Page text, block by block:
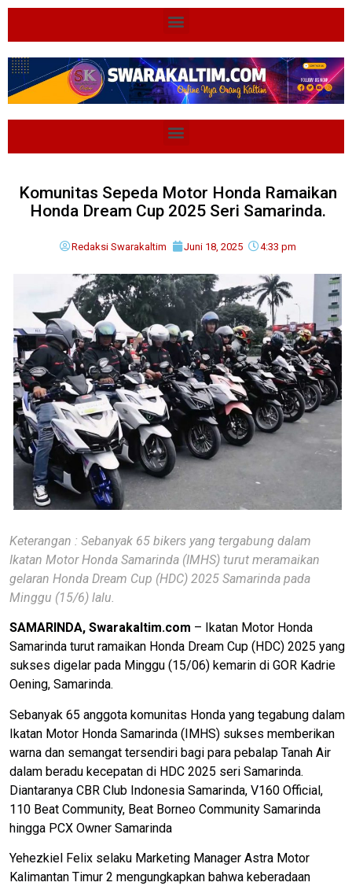
Komunitas Sepeda Motor Honda Ramaikan
Honda Dream Cup 2025 Seri Samarinda.
Redaksi Swarakaltim Juni 18, 2025 4:33 pm
Keterangan : Sebanyak 65 bikers yang tergabung dalam
Ikatan Motor Honda Samarinda (IMHS) turut meramaikan
gelaran Honda Dream Cup (HDC) 2025 Samarinda pada
Minggu (15/6) lalu.
SAMARINDA, Swarakaltim.com – Ikatan Motor Honda
Samarinda turut ramaikan Honda Dream Cup (HDC) 2025 yang
sukses digelar pada Minggu (15/06) kemarin di GOR Kadrie
Oening, Samarinda.
Sebanyak 65 anggota komunitas Honda yang tegabung dalam
Ikatan Motor Honda Samarinda (IMHS) sukses memberikan
warna dan semangat tersendiri bagi para pebalap Tanah Air
dalam beradu kecepatan di HDC 2025 seri Samarinda.
Diantaranya CBR Club Indonesia Samarinda, V160 Official,
110 Beat Community, Beat Borneo Community Samarinda
hingga PCX Owner Samarinda
Yehezkiel Felix selaku Marketing Manager Astra Motor
Kalimantan Timur 2 mengungkapkan bahwa keberadaan